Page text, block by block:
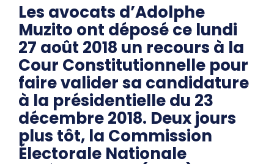
Les avocats d’Adolphe
Muzito ont déposé ce lundi
27 août 2018 un recours à la
Cour Constitutionnelle pour
faire valider sa candidature
à la présidentielle du 23
décembre 2018. Deux jours
plus tôt, la Commission
Électorale Nationale